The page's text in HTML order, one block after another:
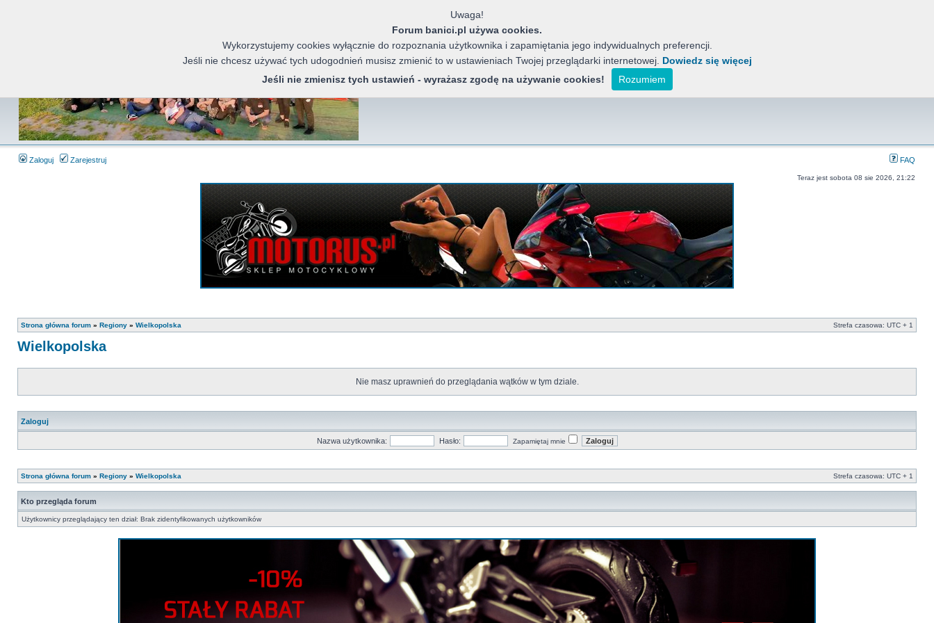
Banici Azjatyckich Motocykli
Forum miłośników chińskich motocykli, jak również koreańskich, indyjskich i japońskich.
Zaloguj Zarejestruj FAQ
Teraz jest sobota 08 sie 2026, 21:22
Strona główna forum » Regiony » Wielkopolska Strefa czasowa: UTC + 1
Wielkopolska
Nie masz uprawnień do przeglądania wątków w tym dziale.
Zaloguj
Nazwa użytkownika: Hasło: Zapamiętaj mnie
Strona główna forum » Regiony » Wielkopolska Strefa czasowa: UTC + 1
Kto przegląda forum
Użytkownicy przeglądający ten dział: Brak zidentyfikowanych użytkowników
Uwaga!
Forum banici.pl używa cookies.
Wykorzystujemy cookies wyłącznie do rozpoznania użytkownika i zapamiętania jego indywidualnych preferencji.
Jeśli nie chcesz używać tych udogodnień musisz zmienić to w ustawieniach Twojej przeglądarki internetowej. Dowiedz się więcej
Jeśli nie zmienisz tych ustawień - wyrażasz zgodę na używanie cookies!
Rozumiem